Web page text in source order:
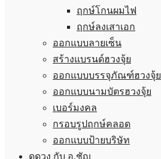
ฤกษ์โกนผมไฟ
ฤกษ์ลงเสาเอก
ออกแบบลายเซ็น
สร้างแบรนด์ฮวงจุ้ย
ออกแบบบรรจุภัณฑ์ฮวงจุ้ย
ออกแบบนามบัตรฮวงจุ้ย
เบอร์มงคล
กรอบรูปฤกษ์คลอด
ออกแบบป้ายบริษัท
ดูดวง กับ อ.ชัญ